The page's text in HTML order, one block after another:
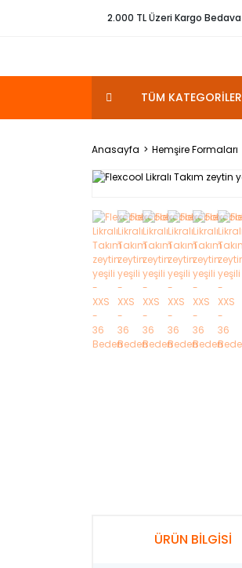
2.000 TL Üzeri Kargo Bedava
TÜM KATEGORİLER
Anasayfa Hemşire Formaları
ÜRÜN BİLGİSİ